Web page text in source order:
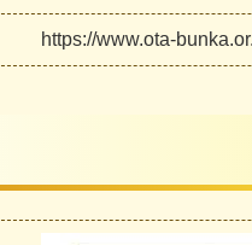
https://www.ota-bunka.or.